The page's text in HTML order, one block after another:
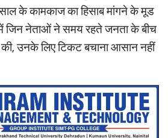
साल के कामकाज का हिसाब मांगने के मूड
जिन नेताओं ने समय रहते जनता के बीच
उनके लिए टिकट बचाना आसान नहीं